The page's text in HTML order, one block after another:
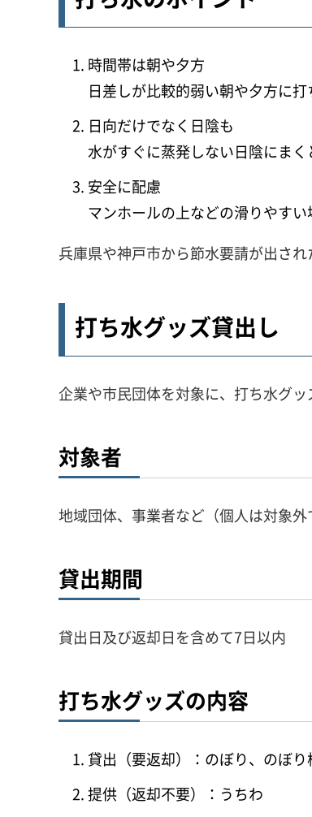
時間帯は朝や夕方
日差しが比較的弱い朝や夕方に
日向だけでなく日陰も
水がすぐに蒸発しない日陰にまく
安全に配慮
マンホールの上などの滑りやす
兵庫県や神戸市から節水要請が出さ
打ち水グッズ貸出し
企業や市民団体を対象に、打ち水グ
対象者
地域団体、事業者など（個人は対象外
貸出期間
貸出日及び返却日を含めて7日以内
打ち水グッズの内容
貸出（要返却）：のぼり、のぼ
提供（返却不要）：うちわ